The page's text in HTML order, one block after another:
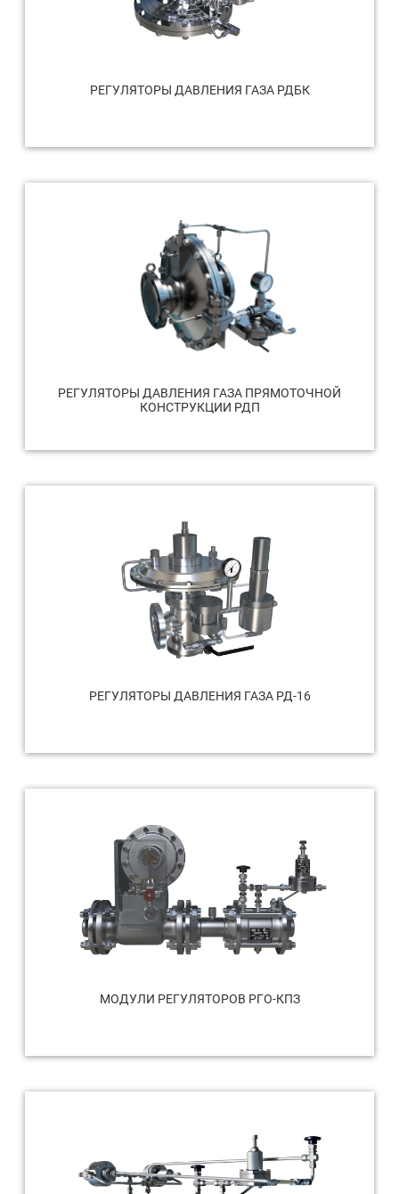
РЕГУЛЯТОРЫ ДАВЛЕНИЯ ГАЗА РДБК
РЕГУЛЯТОРЫ ДАВЛЕНИЯ ГАЗА ПРЯМОТОЧНОЙ
КОНСТРУКЦИИ РДП
РЕГУЛЯТОРЫ ДАВЛЕНИЯ ГАЗА РД-16
МОДУЛИ РЕГУЛЯТОРОВ РГО-КПЗ